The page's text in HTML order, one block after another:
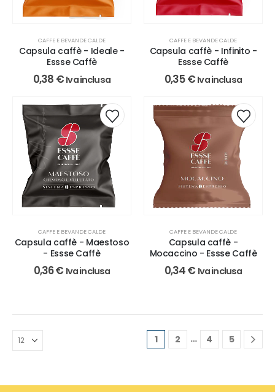
CAFFE E BEVANDE CALDE
Capsula caffè - Ideale -
Essse Caffè
0,38 € Iva inclusa
CAFFE E BEVANDE CALDE
Capsula caffè - Infinito -
Essse Caffè
0,35€ Iva inclusa
CAFFE E BEVANDE CALDE
Capsula caffè - Maestoso
- Essse Caffè
0,36€ Iva inclusa
CAFFE E BEVANDE CALDE
Capsula caffè -
Mocaccino - Essse Caffè
0,34€ Iva inclusa
1 2 … 4 5